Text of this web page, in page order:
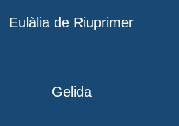
Eulàlia de Riuprimer
Gelida